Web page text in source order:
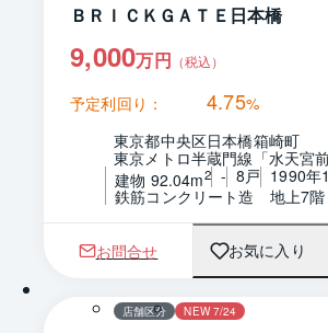
ＢＲＩＣＫＧＡＴＥ日本橋
9,000万円 （税込）
予定利回り： 4.75%
東京都中央区日本橋箱崎町
東京メトロ半蔵門線「水天宮
建物 92.04m2 - 8戸 1990年
鉄筋コンクリート造　地上7
お問合せ お気に入り
1 / 0
店舗区分 NEW 7/24